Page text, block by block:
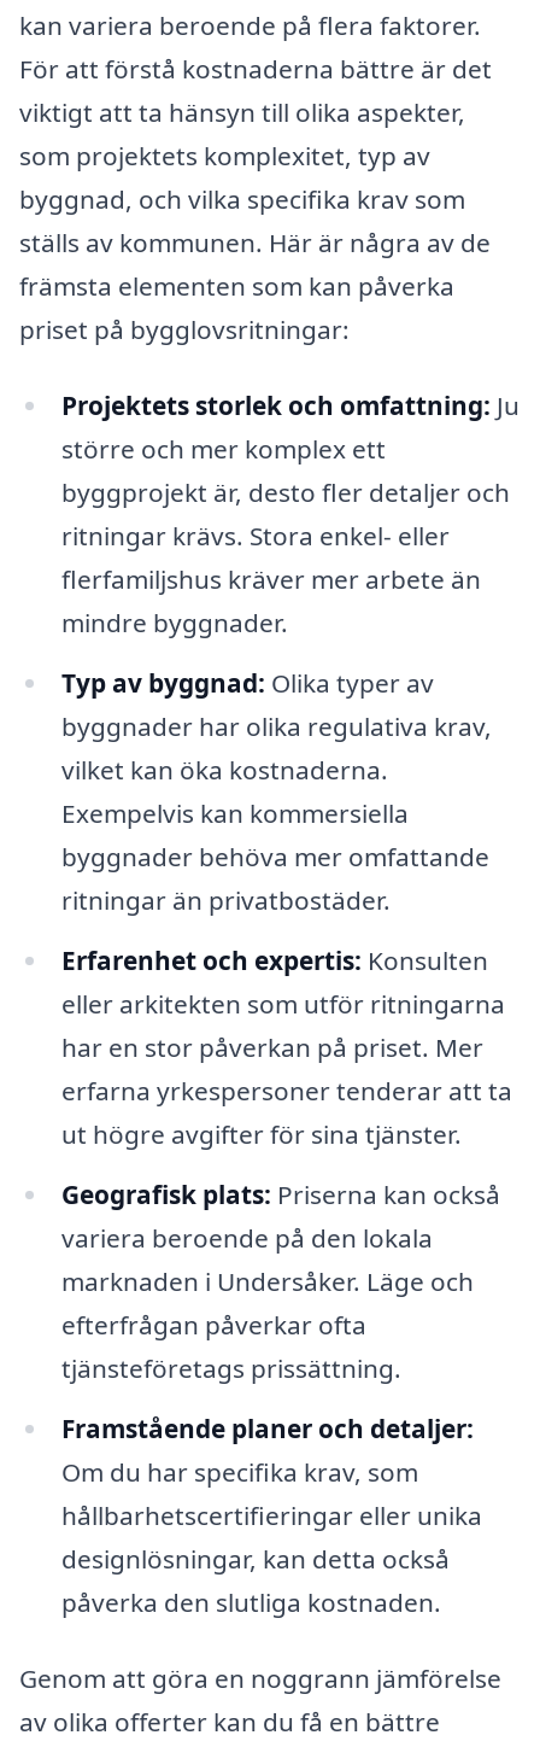
kan variera beroende på flera faktorer.
För att förstå kostnaderna bättre är det
viktigt att ta hänsyn till olika aspekter,
som projektets komplexitet, typ av
byggnad, och vilka specifika krav som
ställs av kommunen. Här är några av de
främsta elementen som kan påverka
priset på bygglovsritningar:
Projektets storlek och omfattning: Ju
större och mer komplex ett
byggprojekt är, desto fler detaljer och
ritningar krävs. Stora enkel- eller
flerfamiljshus kräver mer arbete än
mindre byggnader.
Typ av byggnad: Olika typer av
byggnader har olika regulativa krav,
vilket kan öka kostnaderna.
Exempelvis kan kommersiella
byggnader behöva mer omfattande
ritningar än privatbostäder.
Erfarenhet och expertis: Konsulten
eller arkitekten som utför ritningarna
har en stor påverkan på priset. Mer
erfarna yrkespersoner tenderar att ta
ut högre avgifter för sina tjänster.
Geografisk plats: Priserna kan också
variera beroende på den lokala
marknaden i Undersåker. Läge och
efterfrågan påverkar ofta
tjänsteföretags prissättning.
Framstående planer och detaljer:
Om du har specifika krav, som
hållbarhetscertifieringar eller unika
designlösningar, kan detta också
påverka den slutliga kostnaden.
Genom att göra en noggrann jämförelse
av olika offerter kan du få en bättre